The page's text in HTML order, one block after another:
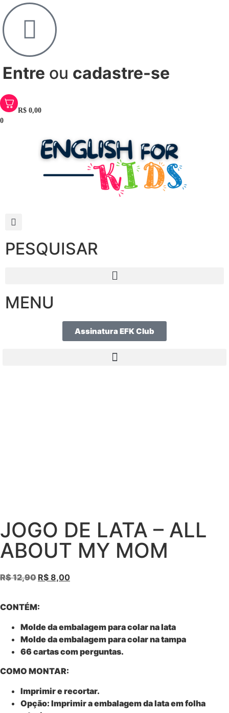
Entre ou cadastre-se
0
R$ 0,00
PESQUISAR
MENU
Assinatura EFK Club
JOGO DE LATA – ALL
ABOUT MY MOM
R$12,90 R$ 8,00
CONTÉM:
Molde da embalagem para colar na lata
Molde da embalagem para colar na tampa
66 cartas com perguntas.
COMO MONTAR:
Imprimir e recortar.
Opção: Imprimir a embalagem da lata em folha